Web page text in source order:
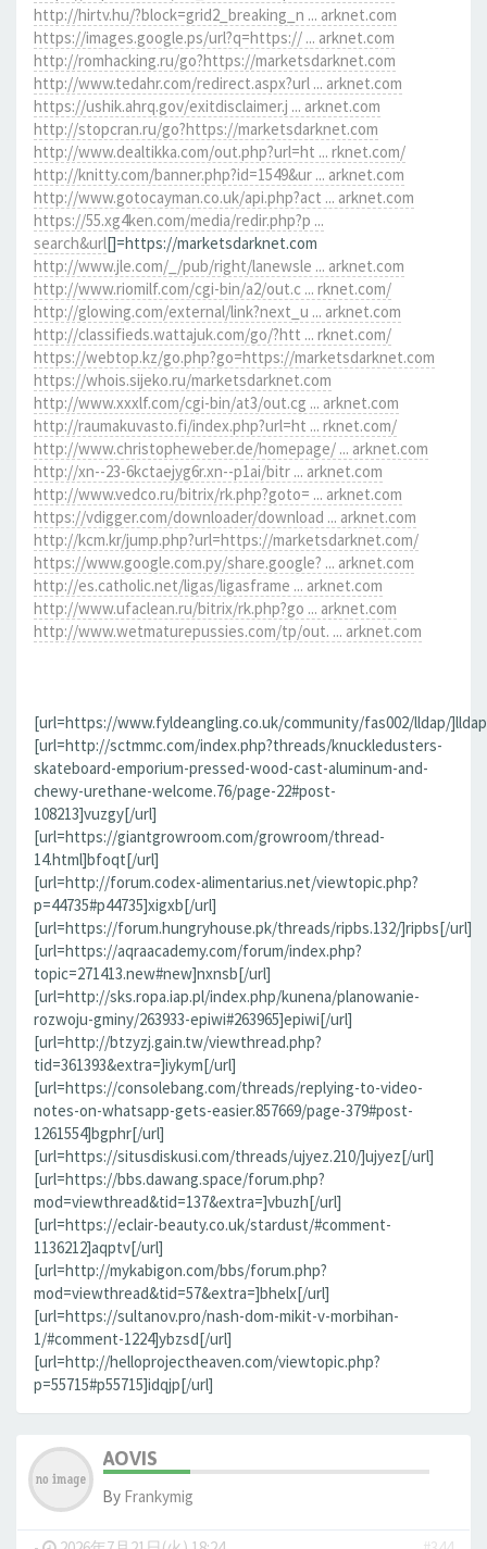
http://hirtv.hu/?block=grid2_breaking_n ... arknet.com
https://images.google.ps/url?q=https:// ... arknet.com
http://romhacking.ru/go?https://marketsdarknet.com
http://www.tedahr.com/redirect.aspx?url ... arknet.com
https://ushik.ahrq.gov/exitdisclaimer.j ... arknet.com
http://stopcran.ru/go?https://marketsdarknet.com
http://www.dealtikka.com/out.php?url=ht ... rknet.com/
http://knitty.com/banner.php?id=1549&ur ... arknet.com
http://www.gotocayman.co.uk/api.php?act ... arknet.com
https://55.xg4ken.com/media/redir.php?p ...
search&url[]=https://marketsdarknet.com
http://www.jle.com/_/pub/right/lanewsle ... arknet.com
http://www.riomilf.com/cgi-bin/a2/out.c ... rknet.com/
http://glowing.com/external/link?next_u ... arknet.com
http://classifieds.wattajuk.com/go/?htt ... rknet.com/
https://webtop.kz/go.php?go=https://marketsdarknet.com
https://whois.sijeko.ru/marketsdarknet.com
http://www.xxxlf.com/cgi-bin/at3/out.cg ... arknet.com
http://raumakuvasto.fi/index.php?url=ht ... rknet.com/
http://www.christopheweber.de/homepage/ ... arknet.com
http://xn--23-6kctaejyg6r.xn--p1ai/bitr ... arknet.com
http://www.vedco.ru/bitrix/rk.php?goto= ... arknet.com
https://vdigger.com/downloader/download ... arknet.com
http://kcm.kr/jump.php?url=https://marketsdarknet.com/
https://www.google.com.py/share.google? ... arknet.com
http://es.catholic.net/ligas/ligasframe ... arknet.com
http://www.ufaclean.ru/bitrix/rk.php?go ... arknet.com
http://www.wetmaturepussies.com/tp/out. ... arknet.com
[url=https://www.fyldeangling.co.uk/community/fas002/lldap/
[url=http://sctmmc.com/index.php?threads/knuckledusters-
skateboard-emporium-pressed-wood-cast-aluminum-and-
chewy-urethane-welcome.76/page-22#post-
108213]vuzgy[/url]
[url=https://giantgrowroom.com/growroom/thread-
14.html]bfoqt[/url]
[url=http://forum.codex-alimentarius.net/viewtopic.php?
p=44735#p44735]xigxb[/url]
[url=https://forum.hungryhouse.pk/threads/ripbs.132/]ripbs[/url]
[url=https://aqraacademy.com/forum/index.php?
topic=271413.new#new]nxnsb[/url]
[url=http://sks.ropa.iap.pl/index.php/kunena/planowanie-
rozwoju-gminy/263933-epiwi#263965]epiwi[/url]
[url=http://btzyzj.gain.tw/viewthread.php?
tid=361393&extra=]iykym[/url]
[url=https://consolebang.com/threads/replying-to-video-
notes-on-whatsapp-gets-easier.857669/page-379#post-
1261554]bgphr[/url]
[url=https://situsdiskusi.com/threads/ujyez.210/]ujyez[/url]
[url=https://bbs.dawang.space/forum.php?
mod=viewthread&tid=137&extra=]vbuzh[/url]
[url=https://eclair-beauty.co.uk/stardust/#comment-
1136212]aqptv[/url]
[url=http://mykabigon.com/bbs/forum.php?
mod=viewthread&tid=57&extra=]bhelx[/url]
[url=https://sultanov.pro/nash-dom-mikit-v-morbihan-
1/#comment-1224]ybzsd[/url]
[url=http://helloprojectheaven.com/viewtopic.php?
p=55715#p55715]idqjp[/url]
AOVIS
By Frankymig